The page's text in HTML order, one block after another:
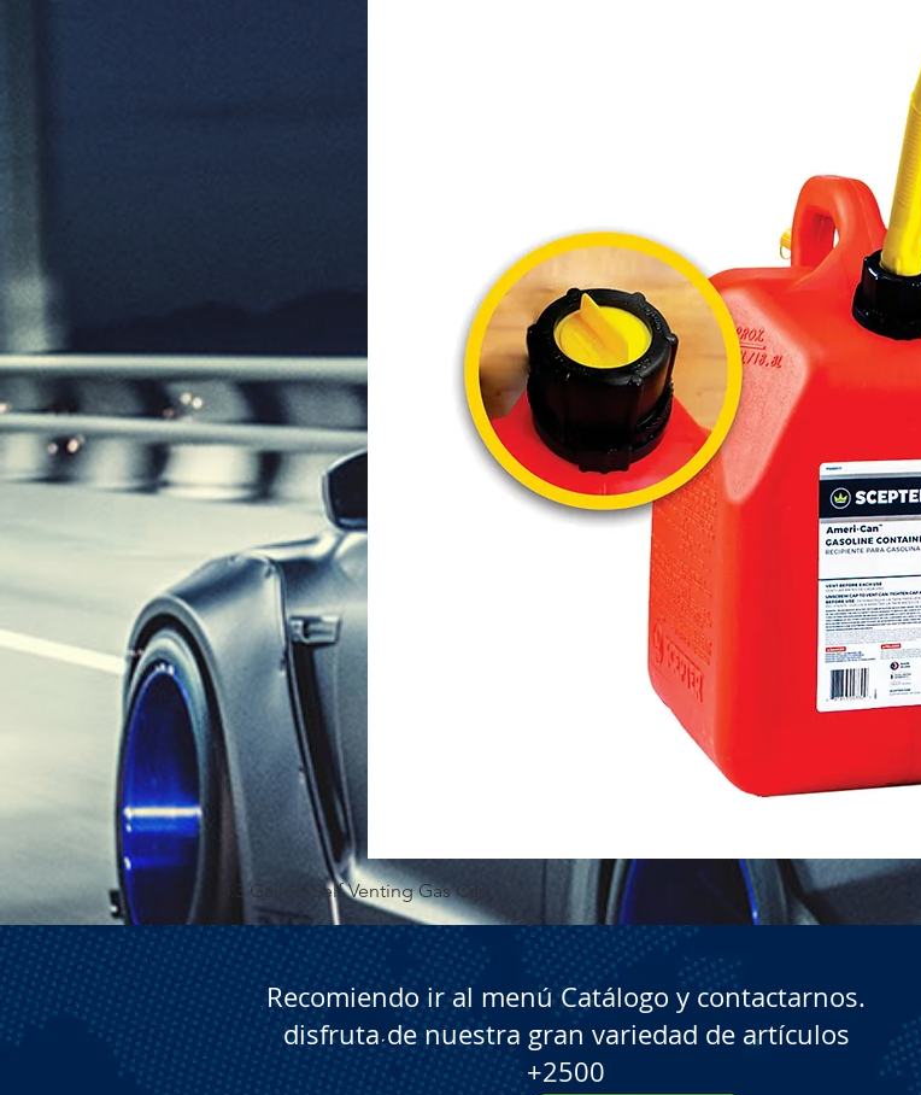
Vista rápida
5.3 Gallon Self Venting Gas Can
Recomiendo ir al menú Catálogo y contactarnos.
disfruta de nuestra gran variedad de artículos
+2500